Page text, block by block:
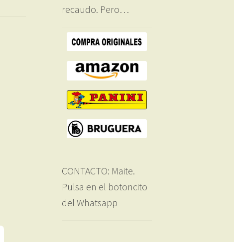
recaudo. Pero…
CONTACTO: Maite.
Pulsa en el botoncito
del Whatsapp